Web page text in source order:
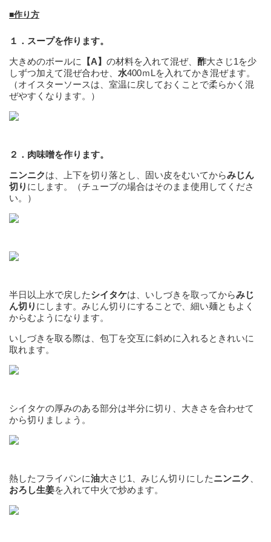
■作り方
１．スープを作ります。
大きめのボールに
【A】 の材料を入れて混ぜ、 酢大さじ1を少
しずつ加えて混ぜ合わせ、 水400ｍLを入れてかき混ぜます。
（オイスターソースは、室温に戻しておくことで柔らかく混
ぜやすくなります。）
２．肉味噌を作ります。
ニンニクは、上下を切り落とし、固い皮をむいてからみじん
切り にします。（チューブの場合はそのまま使用してくださ
い。）
半日以上水で戻したシイタケは、いしづきを取ってからみじ
ん切り にします。みじん切りにすることで、細い麺ともよく
からむようになります。
いしづきを取る際は、包丁を交互に斜めに入れるときれいに
取れます。
シイタケの厚みのある部分は半分に切り、大きさを合わせて
から切りましょう。
熱したフライパンに油大さじ1、みじん切りにしたニンニク
おろし生姜を入れて中火で炒めます。